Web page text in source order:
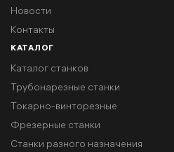
Новости
Контакты
КАТАЛОГ
Каталог станков
Трубонарезные станки
Токарно-винторезные
Фрезерные станки
Станки разного назначения